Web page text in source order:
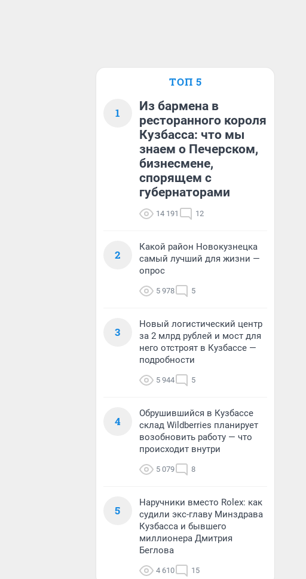
ТОП 5
1
Из бармена в
ресторанного короля
Кузбасса: что мы
знаем о Печерском,
бизнесмене,
спорящем с
губернаторами
14 191 12
2
Какой район Новокузнецка
самый лучший для жизни —
опрос
5 978 5
3
Новый логистический центр
за 2 млрд рублей и мост для
него отстроят в Кузбассе —
подробности
5 944 5
4
Обрушившийся в Кузбассе
склад Wildberries планирует
возобновить работу — что
происходит внутри
5 079 8
5
Наручники вместо Rolex: как
судили экс-главу Минздрава
Кузбасса и бывшего
миллионера Дмитрия
Беглова
4 610 15